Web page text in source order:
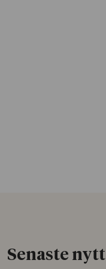
Senaste nytt